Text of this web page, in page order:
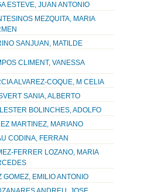
ESTEVE, JUAN ANTONIO
MEZQUITA, MARIA
SANJUAN, MATILDE
CLIMENT, VANESSA
ALVAREZ-COQUE, M CELIA
SANIA, ALBERTO
BOLINCHES, ADOLFO
MARTINEZ, MARIANO
CODINA, FERRAN
FERRER LOZANO, MARIA
GOMEZ, EMILIO ANTONIO